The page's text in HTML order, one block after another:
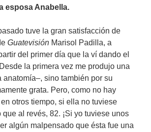
esposa Anabella.
tuve la gran satisfacción de
Guatevisión Marisol Padilla, a
del primer día que la ví dando el
la primera vez me produjo una
sino también por su
grata. Pero, como no hay
otros tiempo, si ella no tuviese
al revés, 82. ¡Si yo tuviese unos
algún malpensado que ésta fue una